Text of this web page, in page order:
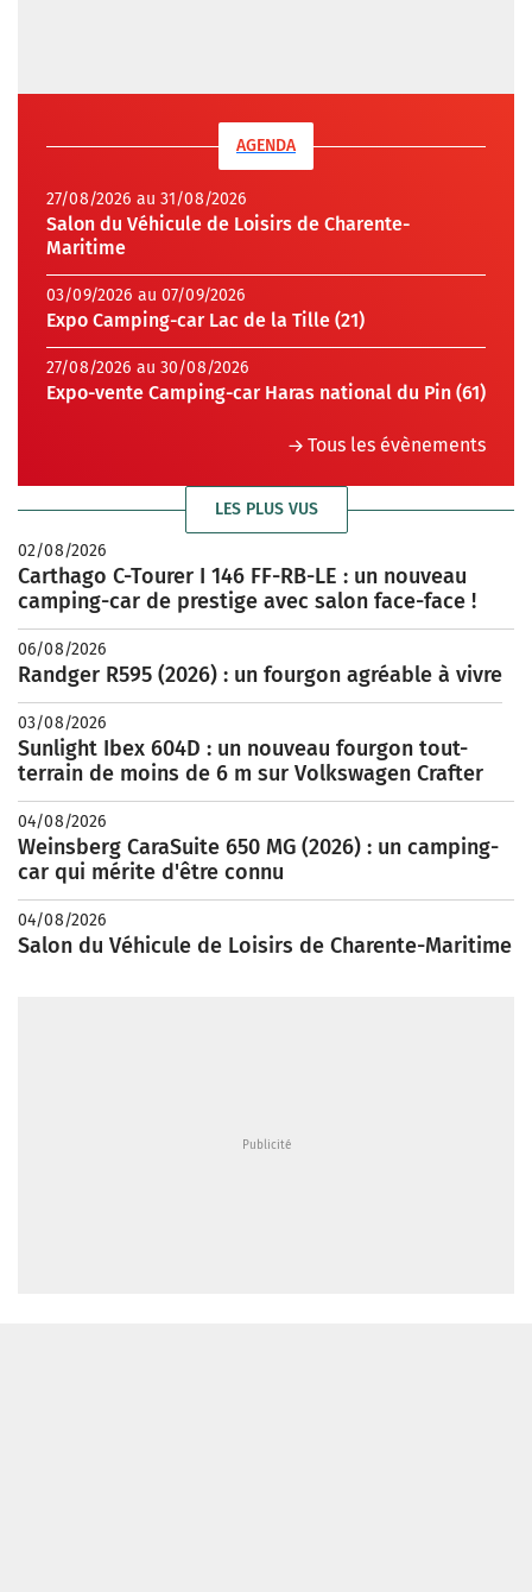
AGENDA
27/08/2026 au 31/08/2026
Salon du Véhicule de Loisirs de Charente-
Maritime
03/09/2026 au 07/09/2026
Expo Camping-car Lac de la Tille (21)
27/08/2026 au 30/08/2026
Expo-vente Camping-car Haras national du Pin (61)
Tous les évènements
LES PLUS VUS
02/08/2026
Carthago C-Tourer I 146 FF-RB-LE : un nouveau
camping-car de prestige avec salon face-face !
06/08/2026
Randger R595 (2026) : un fourgon agréable à vivre
03/08/2026
Sunlight Ibex 604D : un nouveau fourgon tout-
terrain de moins de 6 m sur Volkswagen Crafter
04/08/2026
Weinsberg CaraSuite 650 MG (2026) : un camping-
car qui mérite d'être connu
04/08/2026
Salon du Véhicule de Loisirs de Charente-Maritime